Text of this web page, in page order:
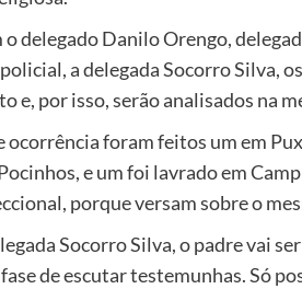
o delegado Danilo Orengo,
a delegada Socorro Silva,
e, por isso, serão analisados na
ocorrência foram feitos um em
e um foi lavrado em
porque versam sobre o
Socorro Silva, o padre vai
de escutar testemunhas. Só